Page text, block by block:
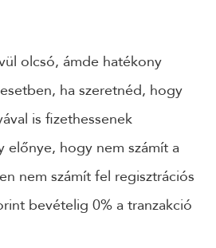
olcsó, ámde hatékony
ha szeretnéd, hogy
is fizethessenek
előnye, hogy nem számít a
nem számít fel regisztrációs
bevételig 0% a tranzakció